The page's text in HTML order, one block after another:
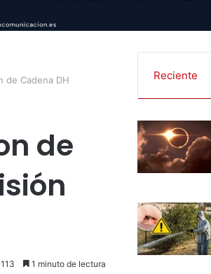
de Cadena DH
de
113 1 minuto de lectura
Reciente